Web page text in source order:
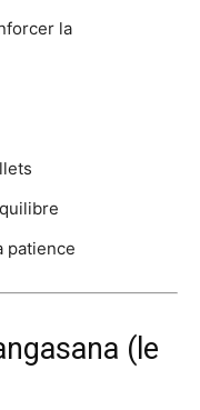
la
patience
(le